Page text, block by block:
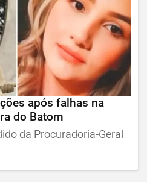
após falhas na
do Batom
da Procuradoria-Geral